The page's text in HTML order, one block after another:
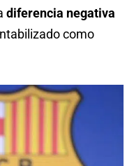
diferencia negativa
como